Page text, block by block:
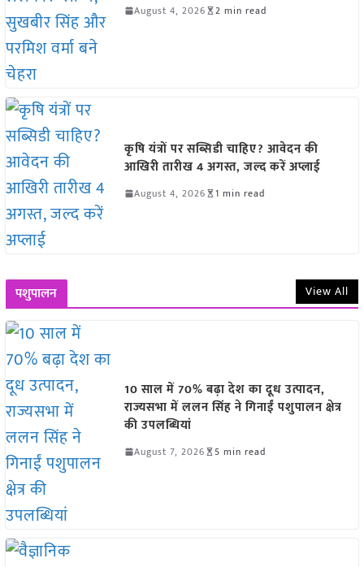
August 4, 2026 2 min read
कृषि यंत्रों पर सब्सिडी चाहिए? आवेदन की
आखिरी तारीख 4 अगस्त, जल्द करें अप्लाई
August 4, 2026 1 min read
पशुपालन View All
10 साल में 70% बढ़ा देश का दूध उत्पादन,
राज्यसभा में ललन सिंह ने गिनाईं पशुपालन क्षेत्र
की उपलब्धियां
August 7, 2026 5 min read